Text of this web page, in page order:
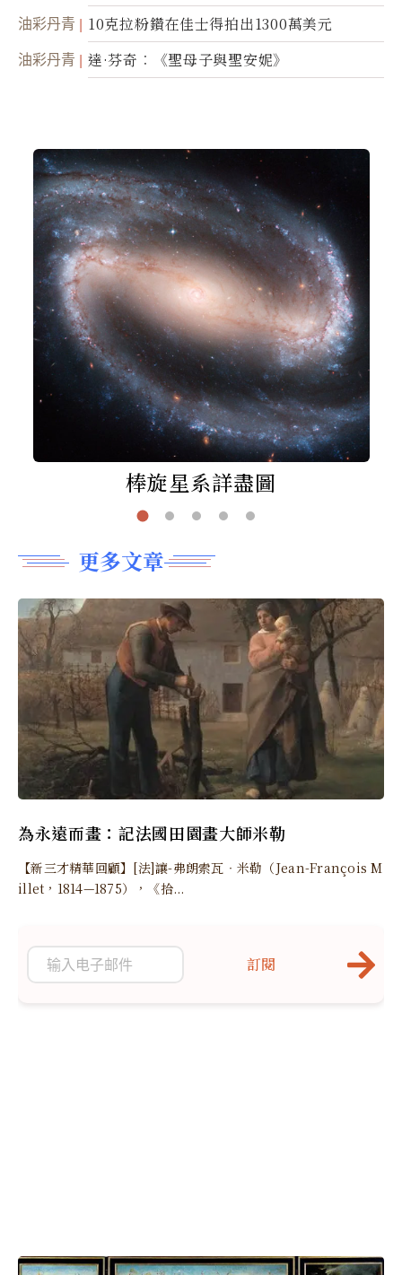
賣
油彩丹青 10克拉粉鑽在佳士得拍出1300萬美元
油彩丹青 達·芬奇︰《聖母子與聖安妮》
棒旋星系詳盡圖
更多文章
為永遠而畫：記法國田園畫大師米勒
【新三才精華回顧】[法]讓-弗朗索瓦‧米勒（Jean-François M
illet，1814—1875），《拾...
訂閱